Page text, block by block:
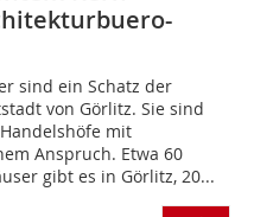
sind ein Schatz der
von Görlitz. Sie sind
mit
Anspruch. Etwa 60
gibt es in Görlitz, 20...